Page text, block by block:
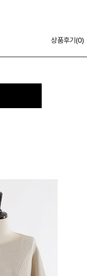
상품후기(0)